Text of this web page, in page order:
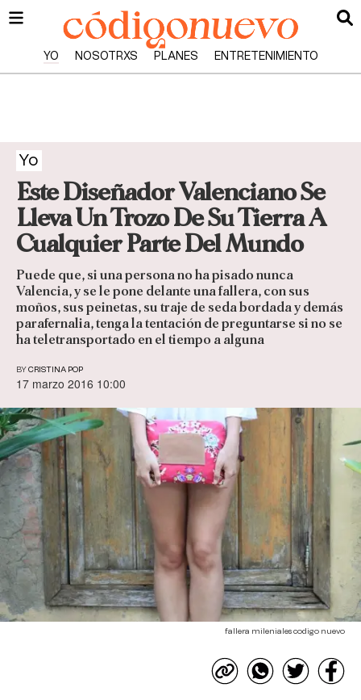
YO NOSOTRXS PLANES ENTRETENIMIENTO
Yo
Este Diseñador Valenciano Se
Lleva Un Trozo De Su Tierra A
Cualquier Parte Del Mundo
Puede que, si una persona no ha pisado nunca
Valencia, y se le pone delante una fallera, con sus
moños, sus peinetas, su traje de seda bordada y demás
parafernalia, tenga la tentación de preguntarse si no se
ha teletransportado en el tiempo a alguna
BY CRISTINA POP
17 marzo 2016 10:00
fallera mileniales codigo nuevo